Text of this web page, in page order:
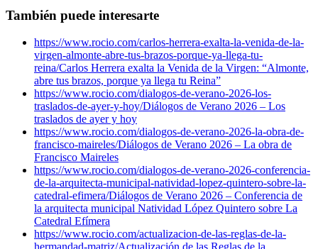
También puede interesarte
https://www.rocio.com/carlos-herrera-exalta-la-venida-de-la-
virgen-almonte-abre-tus-brazos-porque-ya-llega-tu-
reina/Carlos Herrera exalta la Venida de la Virgen: “Almonte,
abre tus brazos, porque ya llega tu Reina”
https://www.rocio.com/dialogos-de-verano-2026-los-
traslados-de-ayer-y-hoy/Diálogos de Verano 2026 – Los
traslados de ayer y hoy
https://www.rocio.com/dialogos-de-verano-2026-la-obra-de-
francisco-maireles/Diálogos de Verano 2026 – La obra de
Francisco Maireles
https://www.rocio.com/dialogos-de-verano-2026-conferencia-
de-la-arquitecta-municipal-natividad-lopez-quintero-sobre-la-
catedral-efimera/Diálogos de Verano 2026 – Conferencia de
la arquitecta municipal Natividad López Quintero sobre La
Catedral Efímera
https://www.rocio.com/actualizacion-de-las-reglas-de-la-